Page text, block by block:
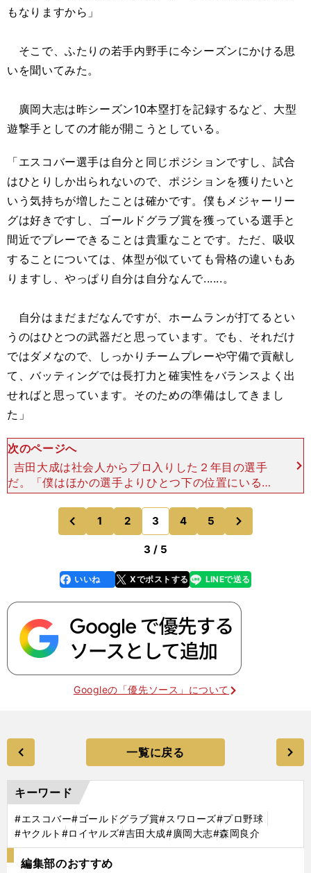
もなりますから」
そこで、ふたりの若手内野手に今シーズンにかける思
いを聞いてみた。
廣岡大志は昨シーズン10本塁打を記録するなど、大型
遊撃手としての才能が開こうとしている。
「エスコバー選手は自分と同じポジションですし、試合
はひとりしか出られないので、ポジションを獲りたいと
いう気持ちが増したことは確かです。僕もメジャーリー
グは好きですし、ゴールドグラブ賞を獲っている選手と
間近でプレーできることは貴重なことです。ただ、吸収
することについては、体型が似ていても骨格の違いもあ
りますし、やっぱり自分は自分なんで......。
自分はまだまだなんですが、ホームランが打てるとい
うのはひとつの武器だと思っています。でも、それだけ
ではダメなので、しっかりチームプレーや守備で貢献し
て、バッティングでは長打力と確実性をバランスよく出
せればと思っています。そのための準備はしてきまし
た」
次のページへ
吉田大成は社会人からプロ入りした２年目の選手
だ。「僕はほかの選手よりひとつ下の位置にいると
思っているので、エスコバー選手を意識する段階で
はないです。まずは守備からアピールしていきたい
です。自分としては
前
のページへ
1 2 3 4 5
のページへ
3 / 5
faceboo
k
いいね Xでポストする
line LINEで送る
Googleの「優先ソース」について
一覧に戻る
キーワード
#エスコバー#ゴールドグラブ賞#スワローズ#プロ野球
#ヤクルト #ロイヤルズ#吉田大成#廣岡大志#森岡良介
編集部のおすすめ